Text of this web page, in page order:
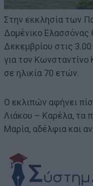
Στην εκκλησία των
Δομένικο Ελασσόνας
Δεκεμβρίου στις
για τον
σε ηλικία 70 ετών.
Ο εκλιπών αφήνει
Λιάκου – Καρέλα, τα
Μαρία, αδέλφια και